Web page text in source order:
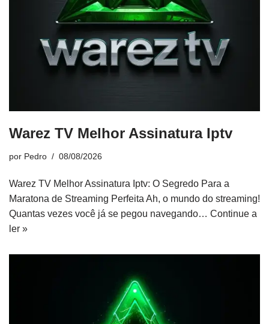
Warez TV Melhor Assinatura Iptv
por Pedro 08/08/2026
Warez TV Melhor Assinatura Iptv: O Segredo Para a
Maratona de Streaming Perfeita Ah, o mundo do streaming!
Quantas vezes você já se pegou navegando… Continue a
ler »